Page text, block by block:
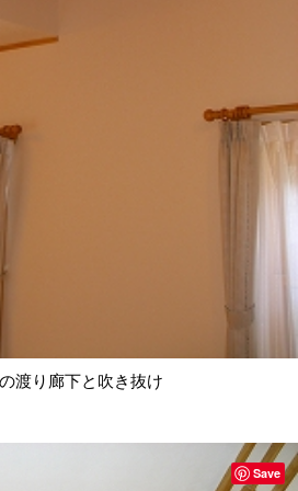
渡り廊下と吹き抜け
Save